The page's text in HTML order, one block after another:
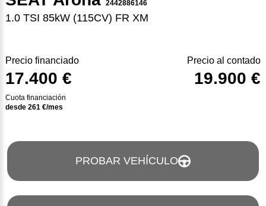
2442886146
1.0 TSI 85kW (115CV) FR XM
Precio financiado
17.400 €
Cuota financiación
desde 261 €/mes
Precio al contado
19.900 €
PROBAR VEHÍCULO